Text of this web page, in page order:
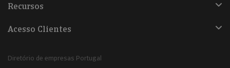
Recursos
Acesso Clientes
Diretório de empresas Portugal